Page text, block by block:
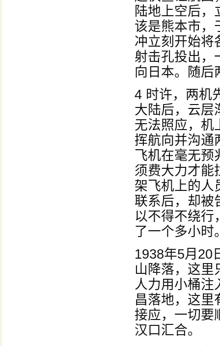
陆地上空后
该是熊本市，
冲立刻开始将
射击孔投出，
向日本。随后
4 时许，两机
大陆后，云层
无法照应，机
挥航向并沟通
飞机在毫无
须费大力才能
架飞机上的人
联系后，却被
以不得不绕行
了一个多小时
1938年5月20
山降落，这里
人力用小桶注
昌落地，这里
接应，一切要
汉口汇合。